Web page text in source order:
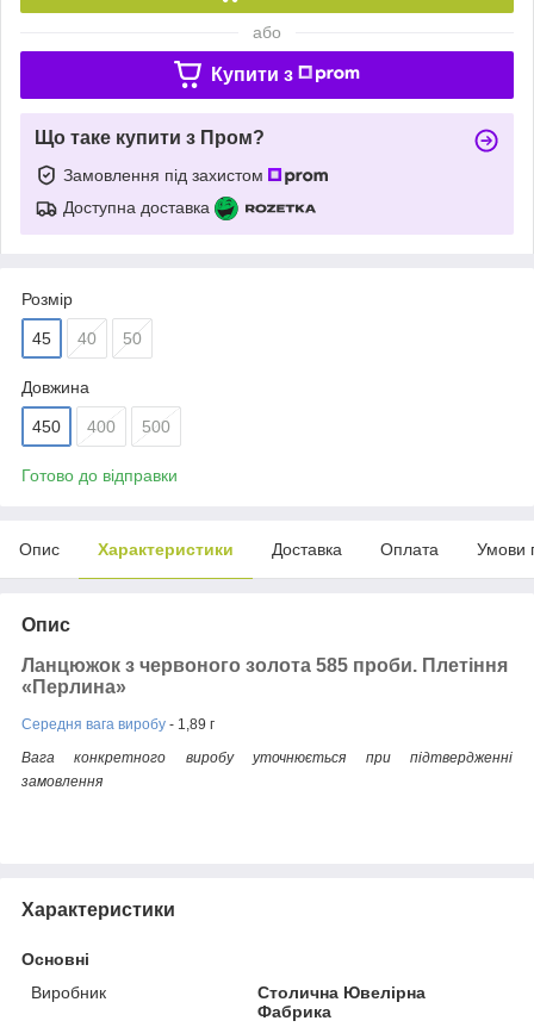
або
Купити з
Що таке купити з Пром?
Замовлення під захистом
Доступна доставка
Розмір
45 40 50
Довжина
450 400 500
Готово до відправки
Опис Характеристики Доставка Оплата Умови
Опис
Ланцюжок з червоного золота 585 проби. Плетіння
«Перлина»
Середня вага виробу - 1,89 г
Вага конкретного виробу уточнюється при підтвердженні
замовлення
Характеристики
Основні
Виробник
Столична Ювелірна
Фабрика